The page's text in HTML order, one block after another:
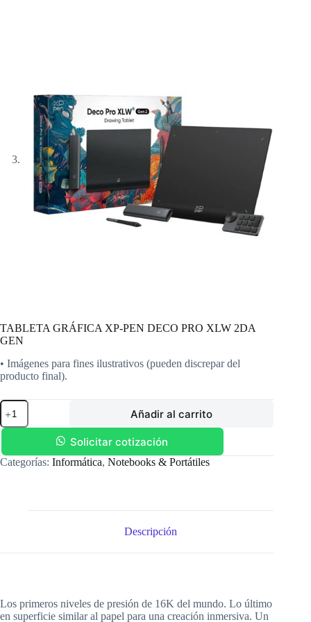
TABLETA GRÁFICA XP-PEN DECO PRO XLW 2DA
GEN
• Imágenes para fines ilustrativos (pueden discrepar del
producto final).
TABLETA
GRÁFICA
XP-
DECO
PRO
cantidad
Añadir al carrito
Solicitar cotización
Categorías: Informática, Notebooks & Portátiles
Descripción
Los primeros niveles de presión de 16K del mundo. Lo último
en superficie similar al papel para una creación inmersiva. Un